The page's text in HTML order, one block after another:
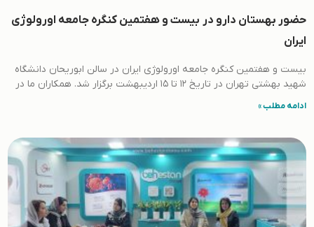
حضور بهستان دارو در بیست و هفتمین کنگره جامعه اورولوژی
ایران
بیست و هفتمین کنگره جامعه اورولوژی ایران در سالن ابوریحان دانشگاه
شهید بهشتی تهران در تاریخ 12 تا 15 اردیبهشت برگزار شد. همکاران ما در
ادامه مطلب »